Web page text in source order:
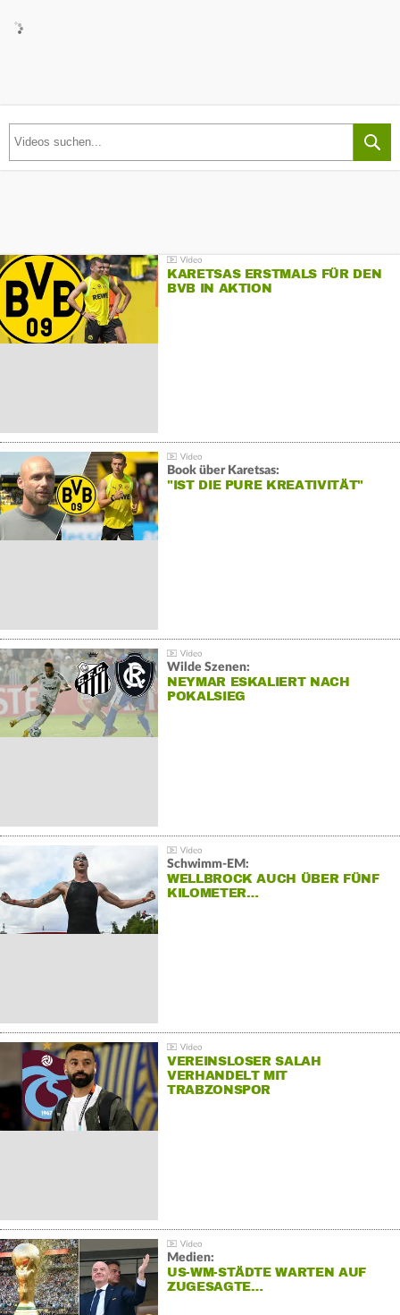
KARETSAS ERSTMALS FÜR DEN
BVB IN AKTION
Book über Karetsas:
"IST DIE PURE KREATIVITÄT"
Wilde Szenen:
NEYMAR ESKALIERT NACH
POKALSIEG
Schwimm-EM:
WELLBROCK AUCH ÜBER FÜNF
KILOMETER…
VEREINSLOSER SALAH
VERHANDELT MIT
TRABZONSPOR
Medien:
US-WM-STÄDTE WARTEN AUF
ZUGESAGTE…